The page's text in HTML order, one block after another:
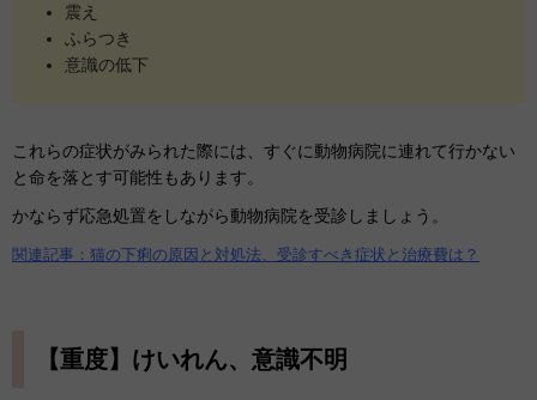
震え
ふらつき
意識の低下
これらの症状がみられた際には、すぐに動物病院に連れて行かない
と命を落とす可能性もあります。
かならず応急処置をしながら動物病院を受診しましょう。
関連記事：猫の下痢の原因と対処法、受診すべき症状と治療費は？
【重度】けいれん、意識不明